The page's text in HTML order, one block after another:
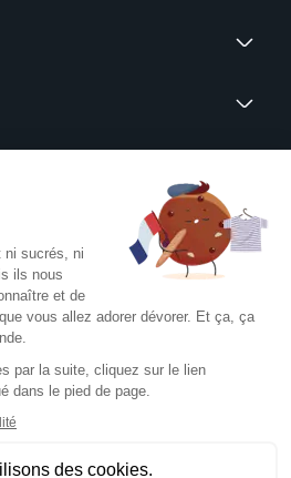
ni sucrés, ni
ils nous
et de
vous allez adorer dévorer. Et ça, ça
par la suite, cliquez sur le lien
dans le pied de page.
des cookies.